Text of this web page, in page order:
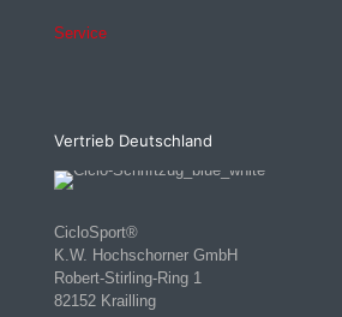
Service
Vertrieb Deutschland
CicloSport®
K.W. Hochschorner GmbH
Robert-Stirling-Ring 1
82152 Krailling